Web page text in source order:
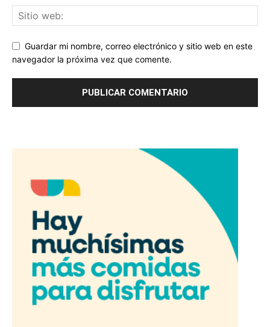
Guardar mi nombre, correo electrónico y sitio web en este
navegador la próxima vez que comente.